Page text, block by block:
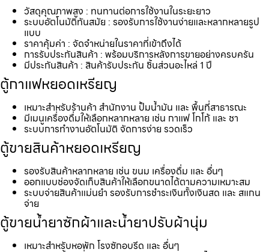
วัสดุคุณภาพสูง : ทนทานต่อการใช้งานในระยะยาว
ระบบอัตโนมัติทันสมัย : รองรับการใช้งานง่ายและหลากหลายรูป
แบบ
ราคาคุ้มค่า : จัดจำหน่ายในราคาที่เข้าถึงได้
การรับประกันสินค้า : พร้อมบริการหลังการขายอย่างครบครัน
มีประกันสินค้า : สินค้ารับประกัน ชิ้นส่วนอะไหล่ 1 ปี
ตู้กาแฟหยอดเหรียญ
เหมาะสำหรับร้านค้า สำนักงาน ปั้มน้ำมัน และ พื้นที่สาธารณะ
มีเมนูเครื่องดื่มให้เลือกหลากหลาย เช่น กาแฟ โกโก้ และ ชา
ระบบการทำงานอัตโนมัติ จัดการง่าย รวดเร็ว
ตู้ขายสินค้าหยอดเหรียญ
รองรับสินค้าหลากหลาย เช่น ขนม เครื่องดื่ม และ อื่นๆ
ออกแบบช่องจัดเก็บสินค้าให้เลือกขนาดได้ตามความเหมาะสม
ระบบจ่ายสินค้าแม่นยำ รองรับการชำระเงินทั้งเงินสด และ สแกน
จ่าย
ตู้ขายน้ำยาซักผ้าและน้ำยาปรับผ้านุ่ม
เหมาะสำหรับหอพัก โรงซักอบรีด และ อื่นๆ